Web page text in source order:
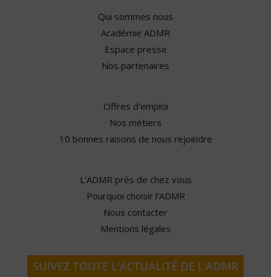
Qui sommes nous
Académie ADMR
Espace presse
Nos partenaires
Offres d'emploi
Nos métiers
10 bonnes raisons de nous rejoindre
L'ADMR près de chez vous
Pourquoi choisir l'ADMR
Nous contacter
Mentions légales